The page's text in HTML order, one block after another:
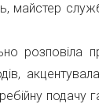
майстер
подачу